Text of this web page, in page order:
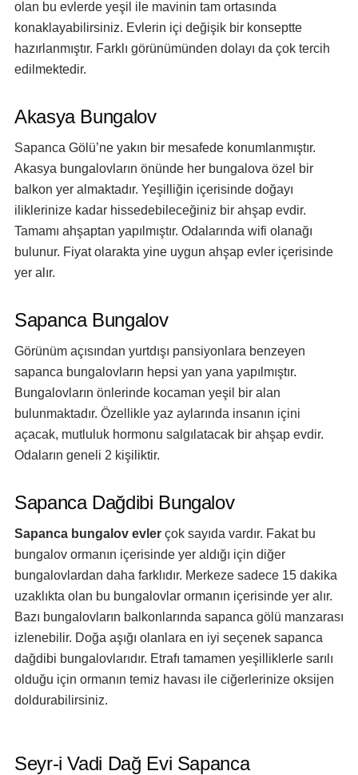
olan bu evlerde yeşil ile mavinin tam ortasında
konaklayabilirsiniz. Evlerin içi değişik bir konseptte
hazırlanmıştır. Farklı görünümünden dolayı da çok tercih
edilmektedir.
Akasya Bungalov
Sapanca Gölü’ne yakın bir mesafede konumlanmıştır.
Akasya bungalovların önünde her bungalova özel bir
balkon yer almaktadır. Yeşilliğin içerisinde doğayı
iliklerinize kadar hissedebileceğiniz bir ahşap evdir.
Tamamı ahşaptan yapılmıştır. Odalarında wifi olanağı
bulunur. Fiyat olarakta yine uygun ahşap evler içerisinde
yer alır.
Sapanca Bungalov
Görünüm açısından yurtdışı pansiyonlara benzeyen
sapanca bungalovların hepsi yan yana yapılmıştır.
Bungalovların önlerinde kocaman yeşil bir alan
bulunmaktadır. Özellikle yaz aylarında insanın içini
açacak, mutluluk hormonu salgılatacak bir ahşap evdir.
Odaların geneli 2 kişiliktir.
Sapanca Dağdibi Bungalov
Sapanca bungalov evler çok sayıda vardır. Fakat bu
bungalov ormanın içerisinde yer aldığı için diğer
bungalovlardan daha farklıdır. Merkeze sadece 15 dakika
uzaklıkta olan bu bungalovlar ormanın içerisinde yer alır.
Bazı bungalovların balkonlarında sapanca gölü manzarası
izlenebilir. Doğa aşığı olanlara en iyi seçenek sapanca
dağdibi bungalovlarıdır. Etrafı tamamen yeşilliklerle sarılı
olduğu için ormanın temiz havası ile ciğerlerinize oksijen
doldurabilirsiniz.
Seyr-i Vadi Dağ Evi Sapanca